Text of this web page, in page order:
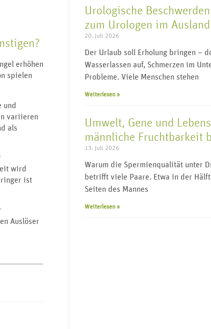
erhöhen
spielen
und
variieren
als
wird
ist
Auslöser
Urologische
zum Urologen im
20. Juli 2026
Der Urlaub soll Erholung bringen –
Wasserlassen auf, Schmerzen im
Probleme. Viele Menschen stehen
Weiterlesen »
Umwelt, Gene und
männliche Fruchtbarkeit
13. Juli 2026
Warum die Spermienqualität unter
betrifft viele Paare. Etwa in der
Seiten des Mannes
Weiterlesen »